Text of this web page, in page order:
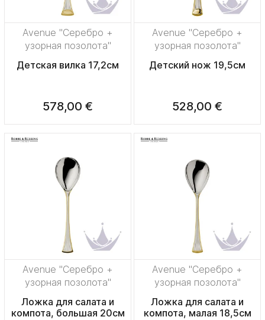
Avenue "Серебро +
узорная позолота"
Детская вилка 17,2см
578,00 €
Avenue "Серебро +
узорная позолота"
Детский нож 19,5см
528,00 €
Avenue "Серебро +
узорная позолота"
Ложка для салата и
компота, большая 20см
Avenue "Серебро +
узорная позолота"
Ложка для салата и
компота, малая 18,5см